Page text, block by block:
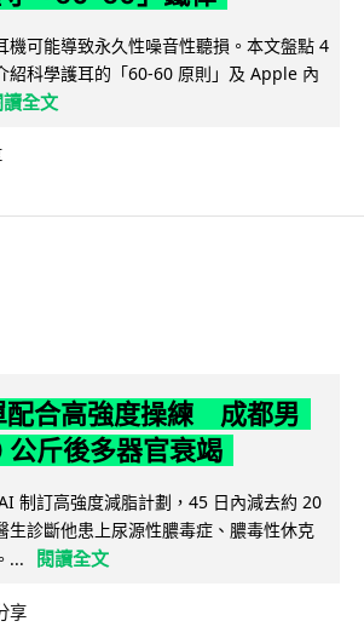
機可能導致永久性噪音性聽損。本文盤點 4
紹科學護耳的「60-60 原則」及 Apple 內
讀全文
配合高強度操練 成都男
斤後多器官衰竭
制訂高強度減脂計劃，45 日內減去約 20
生診斷他患上尿源性膿毒症、膿毒性休克
...
閱讀全文
享